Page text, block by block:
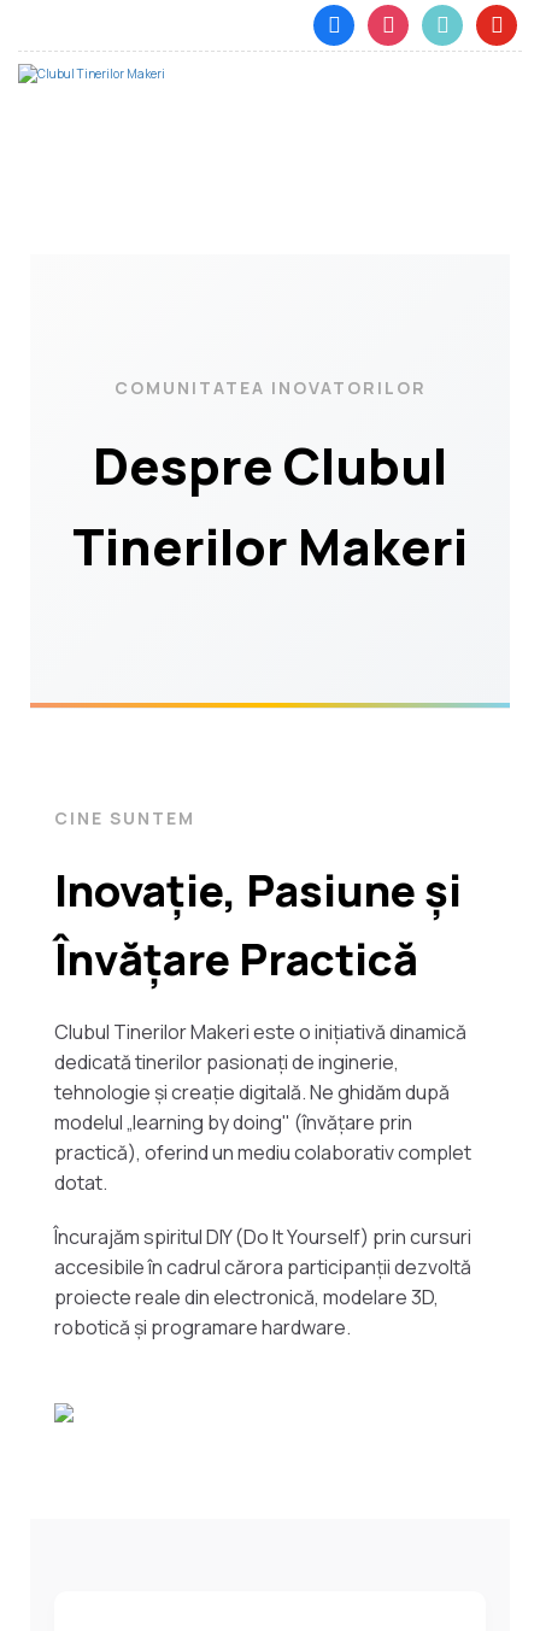
COMUNITATEA INOVATORILOR
Despre Clubul
Tinerilor Makeri
CINE SUNTEM
Inovație, Pasiune și
Învățare Practică
Clubul Tinerilor Makeri este o inițiativă dinamică
dedicată tinerilor pasionați de inginerie,
tehnologie și creație digitală. Ne ghidăm după
modelul „learning by doing" (învățare prin
practică), oferind un mediu colaborativ complet
dotat.
Încurajăm spiritul DIY (Do It Yourself) prin cursuri
accesibile în cadrul cărora participanții dezvoltă
proiecte reale din electronică, modelare 3D,
robotică și programare hardware.